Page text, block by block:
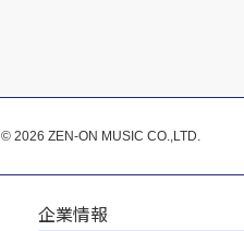
© 2026 ZEN-ON MUSIC CO.,LTD.
企業情報